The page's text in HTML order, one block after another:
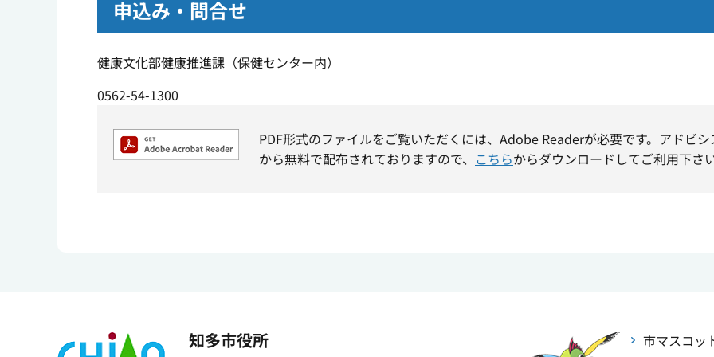
申込み・問合せ
健康文化部健康推進課（保健センター内）
0562-54-1300
PDF形式のファイルをご覧いただくには、Adobe Readerが必要です。アドビ
から無料で配布されておりますので、 こちらからダウンロードしてご利用下さ
知多市役所 市マスコッ